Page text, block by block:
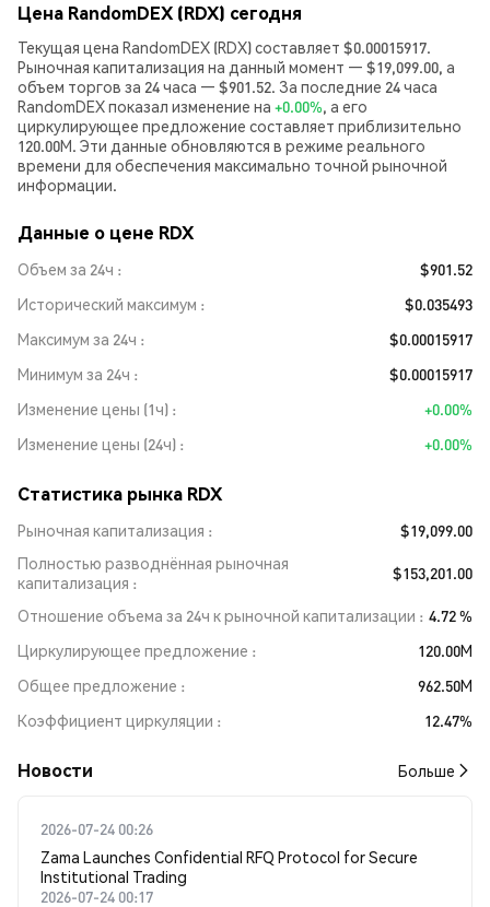
Цена RandomDEX (RDX) сегодня
Текущая цена RandomDEX (RDX) составляет $0.00015917.
Рыночная капитализация на данный момент — $19,099.00, а
объем торгов за 24 часа — $901.52. За последние 24 часа
RandomDEX показал изменение на +0.00%, а его
циркулирующее предложение составляет приблизительно
120.00M. Эти данные обновляются в режиме реального
времени для обеспечения максимально точной рыночной
информации.
Данные о цене RDX
Объем за 24ч
$901.52
Исторический максимум
$0.035493
Максимум за 24ч
$0.00015917
Минимум за 24ч
$0.00015917
Изменение цены (1ч)
+0.00%
Изменение цены (24ч)
+0.00%
Статистика рынка RDX
Рыночная капитализация
$19,099.00
Полностью разводнённая рыночная
капитализация
$153,201.00
Отношение объема за 24ч к рыночной капитализации
4.72 %
Циркулирующее предложение
120.00M
Общее предложение
962.50M
Коэффициент циркуляции
12.47%
Новости Больше
2026-07-24 00:26
Zama Launches Confidential RFQ Protocol for Secure
Institutional Trading
2026-07-24 00:17